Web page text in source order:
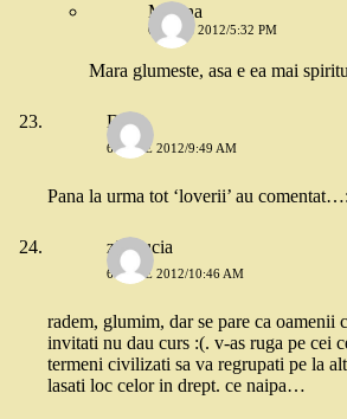
Miruna
6 IULIE 2012/5:32 PM
Mara glumeste, asa e ea mai
Dana
6 IULIE 2012/9:49 AM
Pana la urma tot ‘loverii’ au
zitellucia
6 IULIE 2012/10:46 AM
radem, glumim, dar se pare ca oamenii
invitati nu dau curs :(. v-as ruga pe cei
termeni civilizati sa va regrupati pe la
lasati loc celor in drept. ce naipa…